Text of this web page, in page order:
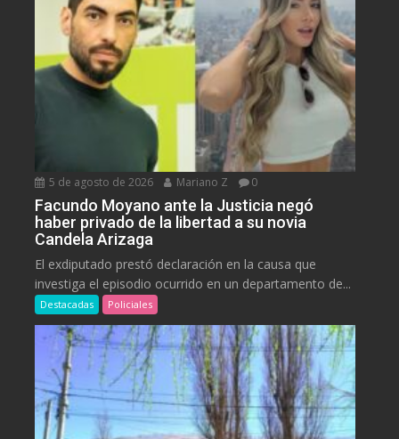
5 de agosto de 2026 Mariano Z 0
Facundo Moyano ante la Justicia negó
haber privado de la libertad a su novia
Candela Arizaga
El exdiputado prestó declaración en la causa que
investiga el episodio ocurrido en un departamento de...
Destacadas Policiales